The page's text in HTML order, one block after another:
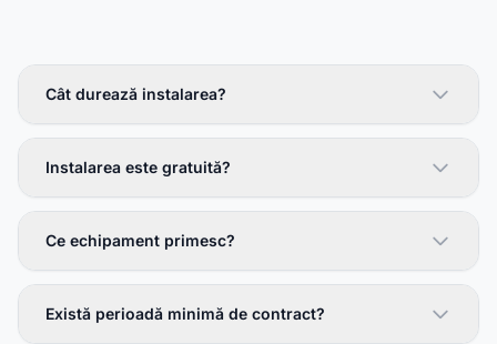
Cât durează instalarea?
Instalarea este gratuită?
Ce echipament primesc?
Există perioadă minimă de contract?